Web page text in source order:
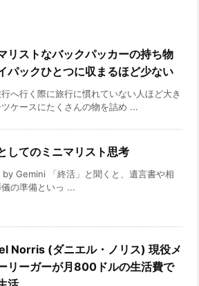
リストなバックパッカーの持ち物
パックひとつに収まるほど少ない
へ行く際に旅行に慣れていない人ほど大き
ケースにたくさんの物を詰め ...
してのミニマリスト思考
by Gemini 「終活」と聞くと、遺言書や相
の準備といっ ...
Norris (ダニエル・ノリス) 現役メ
リーガーが月800ドルの生活費で